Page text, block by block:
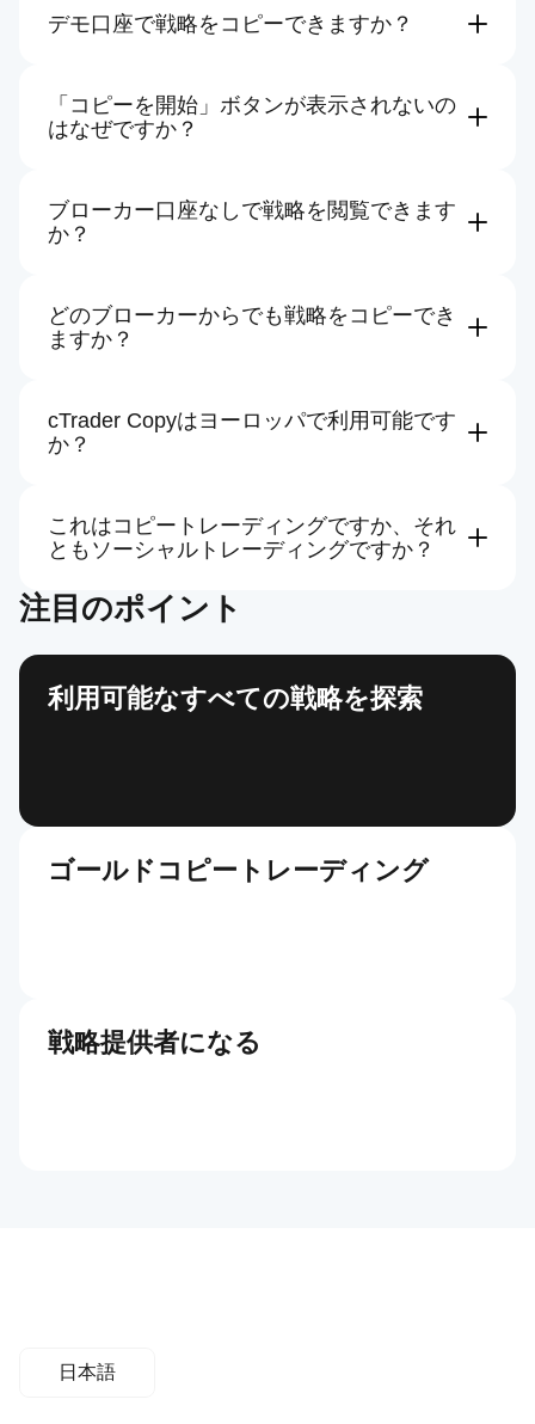
たら、戦略を選択し、資金を追加してコピーを開始
デモ口座で戦略をコピーできますか？
トフォリオ（戦略）とプロバイダーの統計を閲覧で
きます。無制限のアクセスを希望する場合は、コピ
ートレーディングをサポートするブローカーでライ
「コピーを開始」ボタンが表示されないの
はなぜですか？
していない可能性があります。デモ口座は無料の戦
略のみをコピーでき、ヘッジ口座のみがサポートさ
れています。
ブローカー口座なしで戦略を閲覧できます
か？
ている口座を使用してコピーを開始する必要があり
ます。
戦略を探索
どのブローカーからでも戦略をコピーでき
ますか？
域、または口座タイプによって異なる場合がありま
す。
ブローカーを選ぶ
cTrader Copyはヨーロッパで利用可能です
か？
さい。
さらに詳しく
これはコピートレーディングですか、それ
ともソーシャルトレーディングですか？
ング）と透明性シグナル（ソーシャルトレーディン
グ）を組み合わせており、cTrader Copyブローカー
を通じてコピーする前にプロバイダーを評価できま
するだけでなく、プロバイダーのプロファイルやパ
フォーマンスデータなどのソーシャルトレーディン
注目のポイント
利用可能なすべての戦略を探索
ゴールドコピートレーディング
戦略提供者になる
日本語